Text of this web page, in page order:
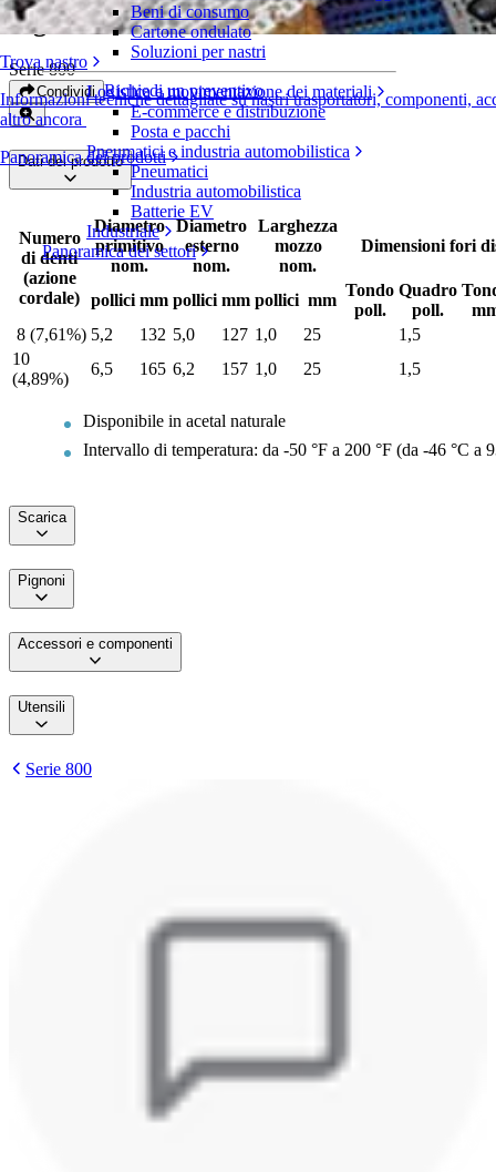
Trova nastro
Informazioni tecniche dettagliate su nastri trasportatori, componenti,
altro ancora
Panoramica dei prodotti
Beni di consumo
Cartone ondulato
Soluzioni per nastri
Logistica e movimentazione dei materiali
E-commerce e distribuzione
Posta e pacchi
Pneumatici e industria automobilistica
Pneumatici
Industria automobilistica
Batterie EV
Industriale
Panoramica dei settori
Pignoni CleanLock™
Serie 800
Condividi Richiedi un preventivo
Dati del prodotto
Numero
di denti
(azione
cordale)
Diametro
primitivo
nom.
Diametro
esterno
nom.
Larghezza
mozzo
nom.
Dimensioni fori
pollici mm pollici mm pollici mm
Tondo
poll.
Quadro
poll.
8 (7,61%) 5,2 132 5,0 127 1,0 25
1,5
10
(4,89%)
6,5 165 6,2 157 1,0 25 1,5
Disponibile in acetal naturale
Intervallo di temperatura: da -50 °F a 200 °F (da -46 °C a
Scarica
Pignoni
Accessori e componenti
Utensili
Serie 800